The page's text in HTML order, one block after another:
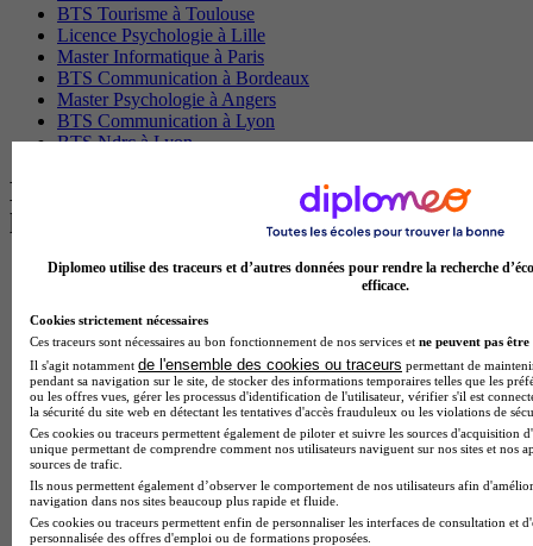
BTS Tourisme à Toulouse
Licence Psychologie à Lille
Master Informatique à Paris
BTS Communication à Bordeaux
Master Psychologie à Angers
BTS Communication à Lyon
BTS Ndrc à Lyon
Les intitulés de diplôme par alternance
les plus recherchés
BTS Esf en alternance
BTS Mco en alternance
BTS Pi en alternance
BTS Sp3s en alternance
Master CCA en alternance
BTS Ndrc en alternance
BTS Sam en alternance
Cap Fleuriste en alternance
BTS Sio en alternance
MSc Marketing Digital en alternance
BTS Gpme en alternance
Cap Electricien en alternance
Diplomeo utilise des traceurs et d’autres données pour rendre la recherche
efficace.
Cookies strictement nécessaires
Ces traceurs sont nécessaires au bon fonctionnement de nos services et ne peuvent pas être
Il s'agit notamment de l'ensemble des cookies ou traceurs permettant de
pendant sa navigation sur le site, de stocker des informations temporaires telles que les
ou les offres vues, gérer les processus d'identification de l'utilisateur, vérifier s'il est
la sécurité du site web en détectant les tentatives d'accès frauduleux ou les violations de
Ces cookies ou traceurs permettent également de piloter et suivre les sources d'acquisition
unique permettant de comprendre comment nos utilisateurs naviguent sur nos sites et nos
sources de trafic.
Ils nous permettent également d’observer le comportement de nos utilisateurs afin
navigation dans nos sites beaucoup plus rapide et fluide.
Ces cookies ou traceurs permettent enfin de personnaliser les interfaces de consultation et
personnalisée des offres d'emploi ou de formations proposées.